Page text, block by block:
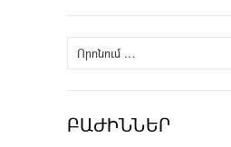
Որոնել՝
ԲԱԺԻՆՆԵՐ